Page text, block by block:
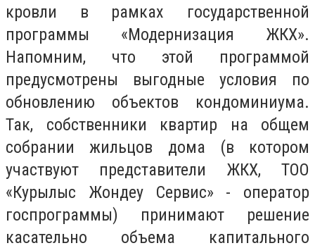
кровли в рамках государственной
программы «Модернизация ЖКХ».
Напомним, что этой программой
предусмотрены выгодные условия по
обновлению объектов кондоминиума.
Так, собственники квартир на общем
собрании жильцов дома (в котором
участвуют представители ЖКХ, ТОО
«Курылыс Жондеу Сервис» - оператор
госпрограммы) принимают решение
касательно объема капитального